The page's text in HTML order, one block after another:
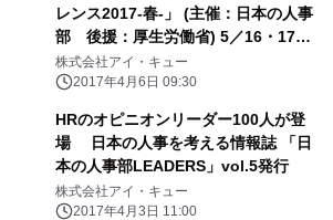
レンス2017-春-」 (主催：日本の人事
部 後援：厚生労働省) 5／16・17・
18・19開催
株式会社アイ・キュー
2017年4月6日 09:30
HRのオピニオンリーダー100人が登
場 日本の人事を考える情報誌 「日
本の人事部LEADERS」vol.5発行
株式会社アイ・キュー
2017年4月3日 11:00